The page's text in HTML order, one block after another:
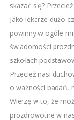
skazać się?
Jako lekarze dużo
powinny w ogóle
świadomości
szkołach
Przecież nasi
o ważności badań,
Wierzę w to, że
prozdrowotne w